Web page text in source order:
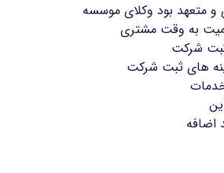
متعهد بود وکلای موسسه
به وقت مشتری
شرکت
های ثبت شرکت
اضافه